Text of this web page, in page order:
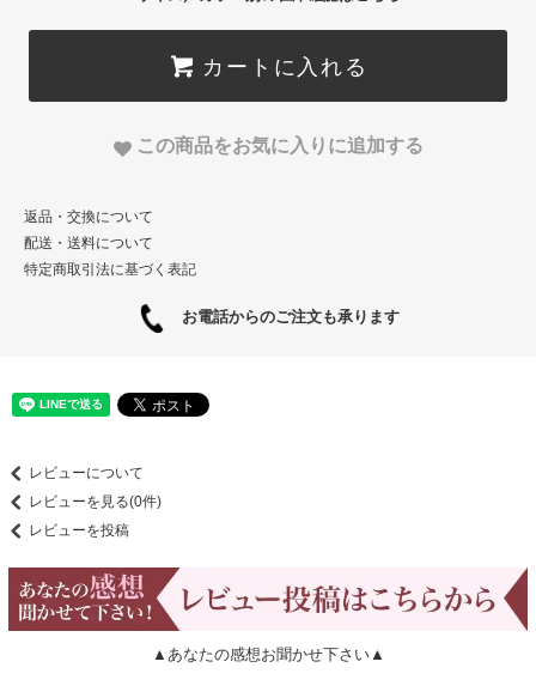
カートに入れる
この商品をお気に入りに追加する
返品・交換について
配送・送料について
特定商取引法に基づく表記
お電話からのご注文も承ります
レビューについて
レビューを見る(0件)
レビューを投稿
▲あなたの感想お聞かせ下さい▲